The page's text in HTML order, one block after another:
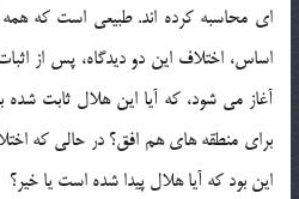
اي محاسبه كرده اند. طبيعي است كه همه
اساس، اختلاف اين دو ديدگاه، پس از
آغاز مي شود، كه آيا اين هلال ثابت
براي منطقه هاي هم افق؟ در حالي كه
اين بود كه آيا هلال پيدا شده است يا خير؟